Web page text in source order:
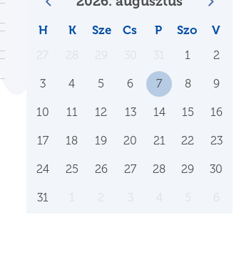
H K Sze Cs P Szo V
1 2
3 4 5 6 7 8 9
10 11 12 13 14 15 16
17 18 19 20 21 22 23
24 25 26 27 28 29 30
31